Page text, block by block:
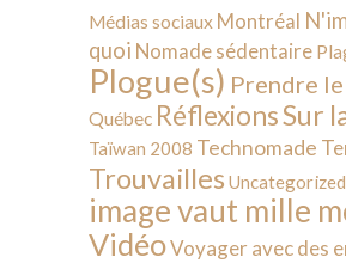
Médias sociaux Montréal
quoi Nomade sédentaire
Plogue(s) Prendre
Québec RéflexionsSur
Taïwan 2008 Technomade
Trouvailles Uncategorized
image vaut mille
VidéoVoyager avec des